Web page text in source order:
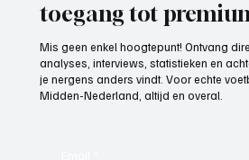
toegang tot
Mis geen enkel hoogtepunt! Ontvang
analyses, interviews, statistieken en
je nergens anders vindt. Voor echte
Midden-Nederland, altijd en overal.